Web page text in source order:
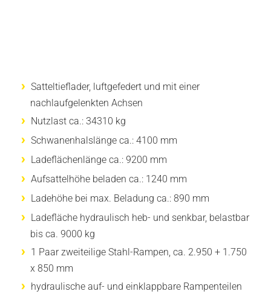
Satteltieflader, luftgefedert und mit einer
nachlaufgelenkten Achsen
Nutzlast ca.: 34310 kg
Schwanenhalslänge ca.: 4100 mm
Ladeflächenlänge ca.: 9200 mm
Aufsattelhöhe beladen ca.: 1240 mm
Ladehöhe bei max. Beladung ca.: 890 mm
Ladefläche hydraulisch heb- und senkbar, belastbar
bis ca. 9000 kg
1 Paar zweiteilige Stahl-Rampen, ca. 2.950 + 1.750
x 850 mm
hydraulische auf- und einklappbare Rampenteilen